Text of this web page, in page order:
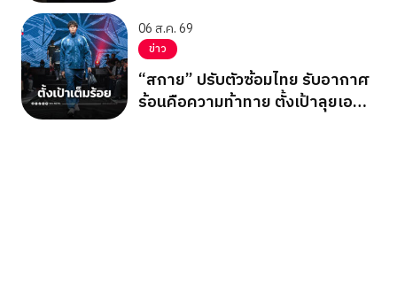
06 ส.ค. 69
ข่าว
“สกาย” ปรับตัวซ้อมไทย รับอากาศ
ร้อนคือความท้าทาย ตั้งเป้าลุยเอ